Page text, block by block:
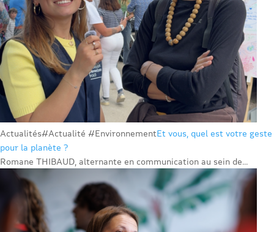
Actualités#Actualité #EnvironnementEt vous, quel est votre geste
pour la planète ?
Romane THIBAUD, alternante en communication au sein de...